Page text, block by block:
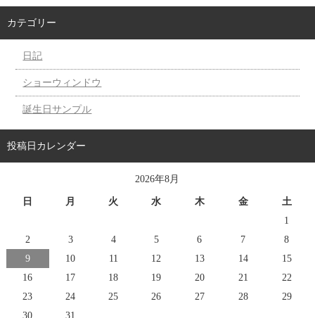
カテゴリー
日記
ショーウィンドウ
誕生日サンプル
投稿日カレンダー
2026年8月
日 月 火 水 木 金
土
1
2
3 4 5 6 7
8
9
10 11 12 13 14
15
16
17 18 19 20 21
22
23
24 25 26 27 28
29
30
31